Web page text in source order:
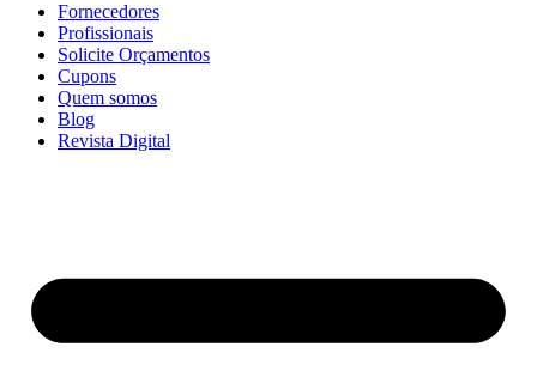
Fornecedores
Profissionais
Solicite Orçamentos
Cupons
Quem somos
Blog
Revista Digital